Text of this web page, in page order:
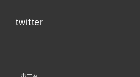
twitter
ホーム